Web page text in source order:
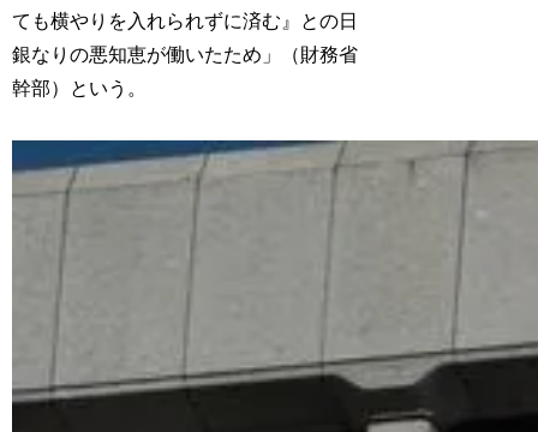
ても横やりを入れられずに済む』との日
銀なりの悪知恵が働いたため」（財務省
幹部）という。